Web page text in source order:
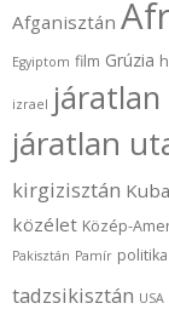
Afganisztán
Egyiptom film Grúzia
izrael
járatlan
kirgizisztán Kuba
közélet Közép-
Pakisztán Pamír politika
tadzsikisztán USA